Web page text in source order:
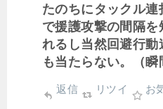
たのちにタックル
で援護攻撃の間隔
れるし当然回避行
も当たらない。（
返信 リツイ お